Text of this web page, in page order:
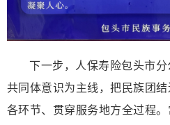
下一步，人保寿险包头市
共同体意识为主线，把民族团
各环节、贯穿服务地方全过程